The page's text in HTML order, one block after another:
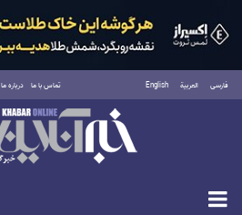
فارسی العربية English تماس با ما درباره ما
جمعه ۱۶ مرداد ۱۴۰۵